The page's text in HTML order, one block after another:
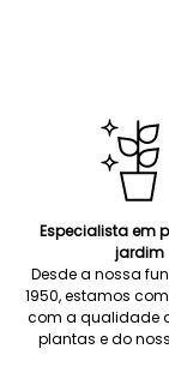
Especialista em
jardim
Desde a nossa
1950, estamos
com a qualidade
plantas e do